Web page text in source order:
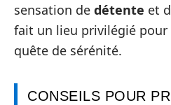
sensation de détente et
fait un lieu privilégié pour
quête de sérénité.
CONSEILS POUR